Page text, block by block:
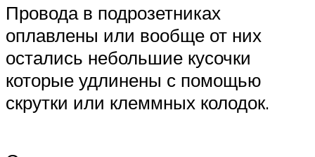
Провода в подрозетниках
оплавлены или вообще от них
остались небольшие кусочки
которые удлинены с помощью
скрутки или клеммных колодок.